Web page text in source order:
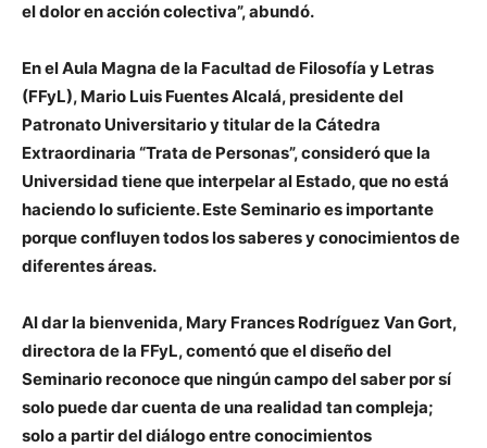
el dolor en acción colectiva”, abundó.
En el Aula Magna de la Facultad de Filosofía y Letras
(FFyL), Mario Luis Fuentes Alcalá, presidente del
Patronato Universitario y titular de la Cátedra
Extraordinaria “Trata de Personas”, consideró que la
Universidad tiene que interpelar al Estado, que no está
haciendo lo suficiente. Este Seminario es importante
porque confluyen todos los saberes y conocimientos de
diferentes áreas.
Al dar la bienvenida, Mary Frances Rodríguez Van Gort,
directora de la FFyL, comentó que el diseño del
Seminario reconoce que ningún campo del saber por sí
solo puede dar cuenta de una realidad tan compleja;
solo a partir del diálogo entre conocimientos